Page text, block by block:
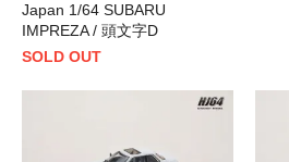
Japan 1/64 SUBARU
IMPREZA / 頭文字D
SOLD OUT